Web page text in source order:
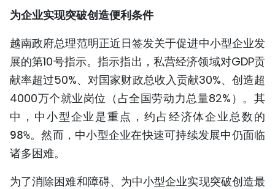
图库
视频
人民报社简介
TIẾNG VIỆT
FRANÇAIS
为企业实现突破创造便利条件
越南政府总理范明正近日签发关于促进中小型企业发
展的第10号指示。指示指出，私营经济领域对GDP贡
献率超过50%、对国家财政总收入贡献30%、创造超
4000万个就业岗位（占全国劳动力总量82%）。 其
中，中小型企业是重点，约占经济体企业总数的
98%。然而， 中小型企业在快速可持续发展中仍面临
诸多困难。
为了消除困难和障碍、为中小型企业实现突破创造最